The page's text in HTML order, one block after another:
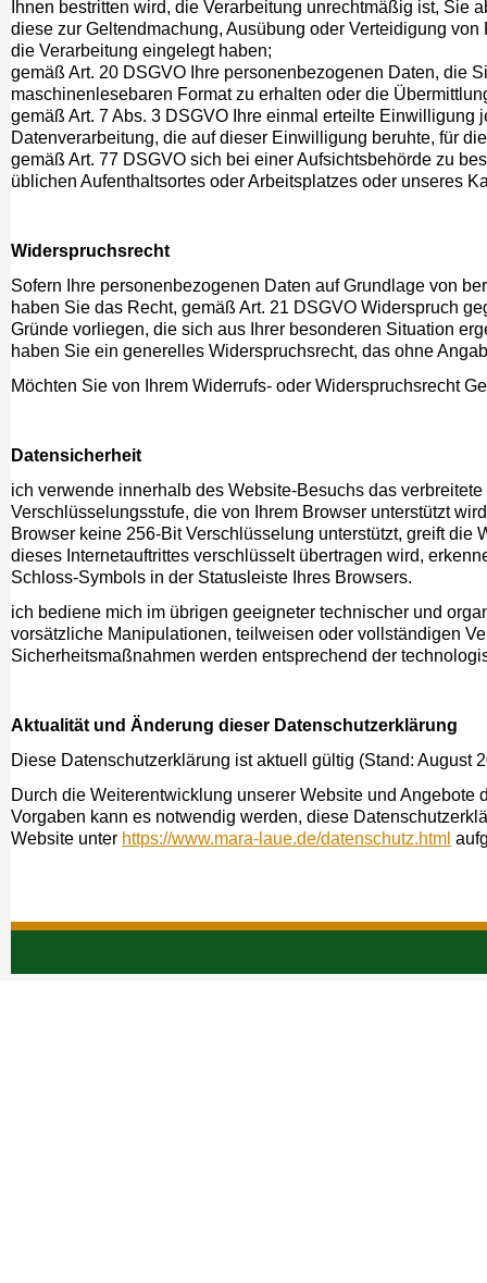
Ihnen bestritten wird, die Verarbeitung unrechtmäßig ist,
diese zur Geltendmachung, Ausübung oder Verteidigung
die Verarbeitung eingelegt haben;
gemäß Art. 20 DSGVO Ihre personenbezogenen Daten, die
maschinenlesebaren Format zu erhalten oder die
gemäß Art. 7 Abs. 3 DSGVO Ihre einmal erteilte
Datenverarbeitung, die auf dieser Einwilligung beruhte, für
gemäß Art. 77 DSGVO sich bei einer Aufsichtsbehörde zu
üblichen Aufenthaltsortes oder Arbeitsplatzes oder unseres
Widerspruchsrecht
Sofern Ihre personenbezogenen Daten auf Grundlage von
haben Sie das Recht, gemäß Art. 21 DSGVO Widerspruch
Gründe vorliegen, die sich aus Ihrer besonderen Situation
haben Sie ein generelles Widerspruchsrecht, das ohne
Möchten Sie von Ihrem Widerrufs- oder Widerspruchsrecht
Datensicherheit
ich verwende innerhalb des Website-Besuchs das
Verschlüsselungsstufe, die von Ihrem Browser unterstützt
Browser keine 256-Bit Verschlüsselung unterstützt, greift
dieses Internetauftrittes verschlüsselt übertragen wird,
Schloss-Symbols in der Statusleiste Ihres Browsers.
ich bediene mich im übrigen geeigneter technischer und
vorsätzliche Manipulationen, teilweisen oder vollständigen
Sicherheitsmaßnahmen werden entsprechend der
Aktualität und Änderung dieser Datenschutzerklärung
Diese Datenschutzerklärung ist aktuell gültig (Stand: August
Durch die Weiterentwicklung unserer Website und
Vorgaben kann es notwendig werden, diese
Website unter https://www.mara-laue.de/datenschutz.html